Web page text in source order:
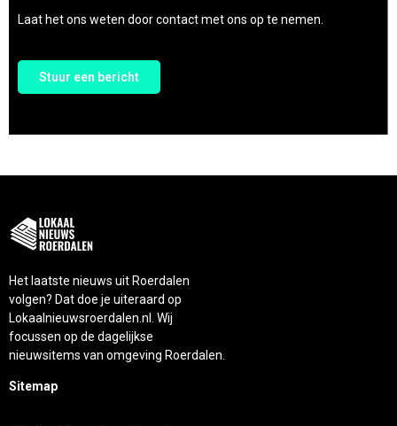
Laat het ons weten door contact met ons op te nemen.
Stuur een bericht
Het laatste nieuws uit Roerdalen
volgen? Dat doe je uiteraard op
Lokaalnieuwsroerdalen.nl. Wij
focussen op de dagelijkse
nieuwsitems van omgeving Roerdalen.
Sitemap